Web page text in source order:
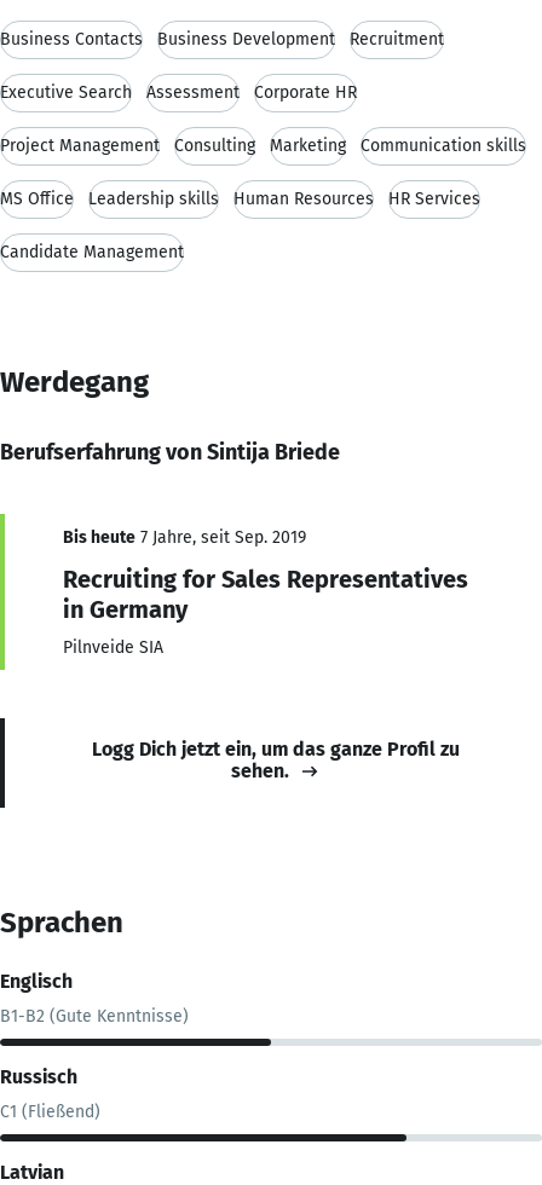
Business Contacts Business Development Recruitment
Executive Search Assessment Corporate HR
Project Management Consulting Marketing Communication skills
MS Office Leadership skills Human Resources HR Services
Candidate Management
Werdegang
Berufserfahrung von Sintija Briede
Bis heute 7 Jahre, seit Sep. 2019
Recruiting for Sales Representatives
in Germany
Pilnveide SIA
Logg Dich jetzt ein, um das ganze Profil zu
sehen.
Sprachen
Englisch
B1-B2 (Gute Kenntnisse)
Russisch
C1 (Fließend)
Latvian